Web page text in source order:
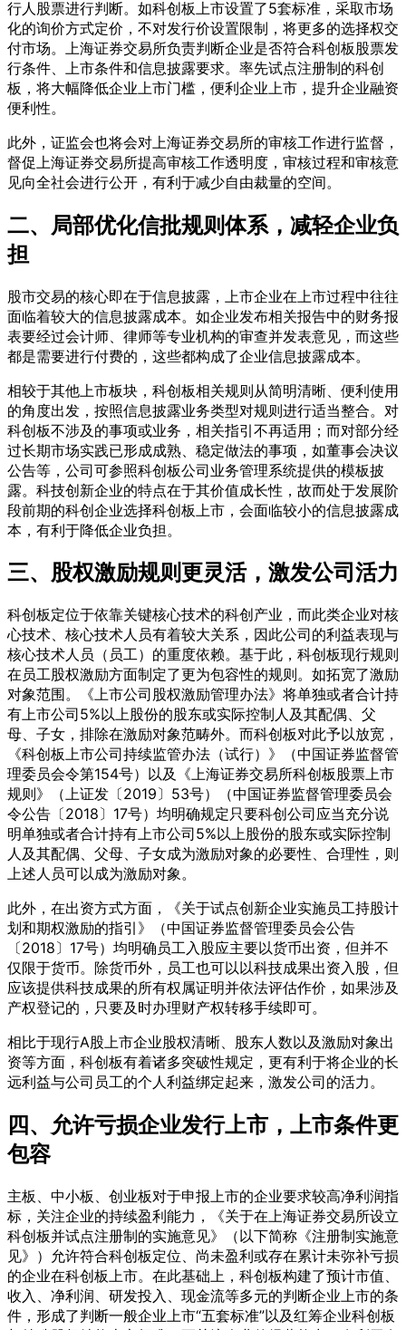
行人股票进行判断。如科创板上市设置了5套标准，采取市场
化的询价方式定价，不对发行价设置限制，将更多的选择权交
付市场。上海证券交易所负责判断企业是否符合科创板股票发
行条件、上市条件和信息披露要求。率先试点注册制的科创
板，将大幅降低企业上市门槛，便利企业上市，提升企业融资
便利性。
此外，证监会也将会对上海证券交易所的审核工作进行监督，
督促上海证券交易所提高审核工作透明度，审核过程和审核意
见向全社会进行公开，有利于减少自由裁量的空间。
二、局部优化信批规则体系，减轻企业负
担
股市交易的核心即在于信息披露，上市企业在上市过程中往往
面临着较大的信息披露成本。如企业发布相关报告中的财务报
表要经过会计师、律师等专业机构的审查并发表意见，而这些
都是需要进行付费的，这些都构成了企业信息披露成本。
相较于其他上市板块，科创板相关规则从简明清晰、便利使用
的角度出发，按照信息披露业务类型对规则进行适当整合。对
科创板不涉及的事项或业务，相关指引不再适用；而对部分经
过长期市场实践已形成成熟、稳定做法的事项，如董事会决议
公告等，公司可参照科创板公司业务管理系统提供的模板披
露。科技创新企业的特点在于其价值成长性，故而处于发展阶
段前期的科创企业选择科创板上市，会面临较小的信息披露成
本，有利于降低企业负担。
三、股权激励规则更灵活，激发公司活力
科创板定位于依靠关键核心技术的科创产业，而此类企业对核
心技术、核心技术人员有着较大关系，因此公司的利益表现与
核心技术人员（员工）的重度依赖。基于此，科创板现行规则
在员工股权激励方面制定了更为包容性的规则。如拓宽了激励
对象范围。《上市公司股权激励管理办法》将单独或者合计持
有上市公司5%以上股份的股东或实际控制人及其配偶、父
母、子女，排除在激励对象范畴外。而科创板对此予以放宽，
《科创板上市公司持续监管办法（试行）》（中国证券监督管
理委员会令第154号）以及《上海证券交易所科创板股票上市
规则》（上证发〔2019〕53号）（中国证券监督管理委员会
令公告〔2018〕17号）均明确规定只要科创公司应当充分说
明单独或者合计持有上市公司5%以上股份的股东或实际控制
人及其配偶、父母、子女成为激励对象的必要性、合理性，则
上述人员可以成为激励对象。
此外，在出资方式方面，《关于试点创新企业实施员工持股计
划和期权激励的指引》（中国证券监督管理委员会公告
〔2018〕17号）均明确员工入股应主要以货币出资，但并不
仅限于货币。除货币外，员工也可以以科技成果出资入股，但
应该提供科技成果的所有权属证明并依法评估作价，如果涉及
产权登记的，只要及时办理财产权转移手续即可。
相比于现行A股上市企业股权清晰、股东人数以及激励对象出
资等方面，科创板有着诸多突破性规定，更有利于将企业的长
远利益与公司员工的个人利益绑定起来，激发公司的活力。
四、允许亏损企业发行上市，上市条件更
包容
主板、中小板、创业板对于申报上市的企业要求较高净利润指
标，关注企业的持续盈利能力，《关于在上海证券交易所设立
科创板并试点注册制的实施意见》（以下简称《注册制实施意
见》）允许符合科创板定位、尚未盈利或存在累计未弥补亏损
的企业在科创板上市。在此基础上，科创板构建了预计市值、
收入、净利润、研发投入、现金流等多元的判断企业上市的条
件，形成了判断一般企业上市“五套标准”以及红筹企业科创板